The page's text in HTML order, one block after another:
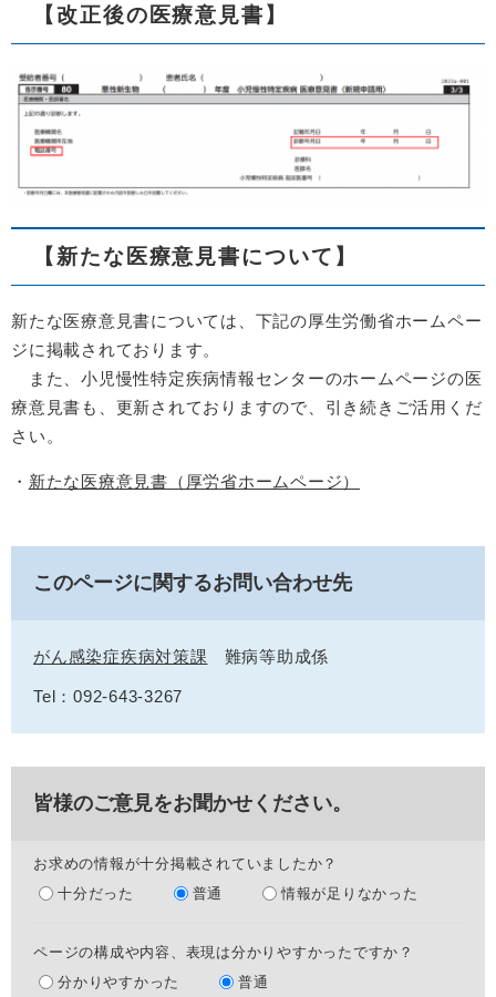
【改正後の医療意見書】
【新たな医療意見書について】
新たな医療意見書については、下記の厚生労働省ホームペー
ジに掲載されております。
また、小児慢性特定疾病情報センターのホームページの医
療意見書も、更新されておりますので、引き続きご活用くだ
さい。
・ 新たな医療意見書（厚労省ホームページ）
このページに関するお問い合わせ先
がん感染症疾病対策課 難病等助成係
Tel：092-643-3267
皆様のご意見をお聞かせください。
お求めの情報が十分掲載されていましたか？
十分だった
普通 情報が足りなかった
ページの構成や内容、表現は分かりやすかったですか？
分かりやすかった
普通